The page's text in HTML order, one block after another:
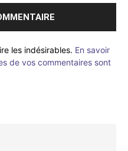
les indésirables. En savoir
de vos commentaires sont